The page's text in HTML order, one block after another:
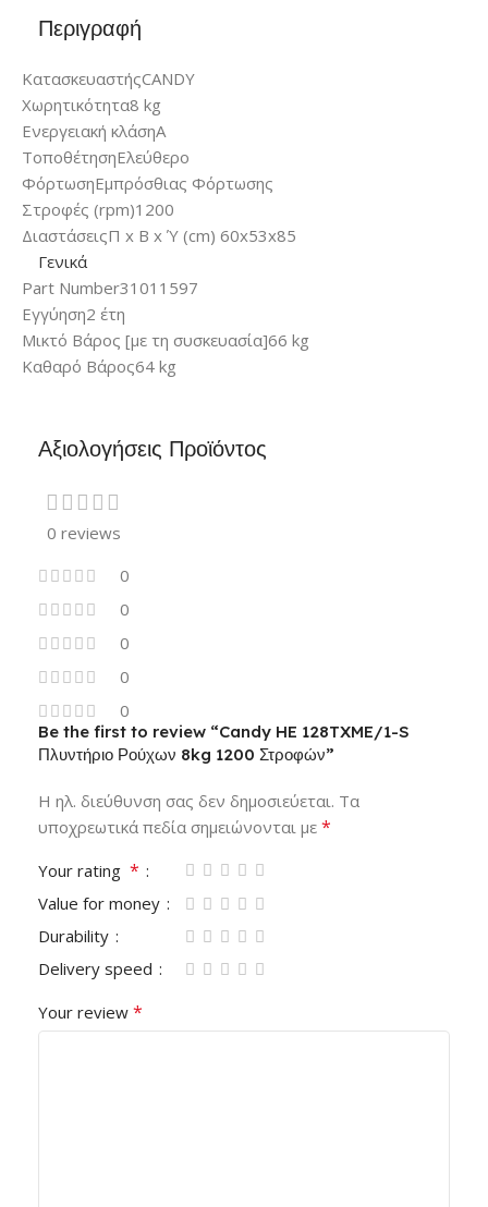
Περιγραφή
ΚατασκευαστήςCANDY
Χωρητικότητα8 kg
Ενεργειακή κλάσηA
ΤοποθέτησηΕλεύθερο
ΦόρτωσηΕμπρόσθιας Φόρτωσης
Στροφές (rpm)1200
ΔιαστάσειςΠ x Β x Ύ (cm) 60x53x85
Γενικά
Part Number31011597
Εγγύηση2 έτη
Μικτό Βάρος [με τη συσκευασία]66 kg
Καθαρό Βάρος64 kg
Αξιολογήσεις Προϊόντος
0 reviews
0
0
0
0
0
Be the first to review “Candy HE 128TXME/1-S
Πλυντήριο Ρούχων 8kg 1200 Στροφών”
Η ηλ. διεύθυνση σας δεν δημοσιεύεται. Τα
υποχρεωτικά πεδία σημειώνονται με *
Your rating *
Value for money
Durability
Delivery speed
Your review *